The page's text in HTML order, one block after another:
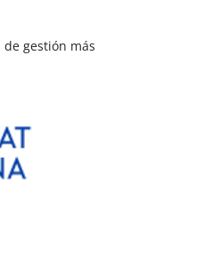
gestión más